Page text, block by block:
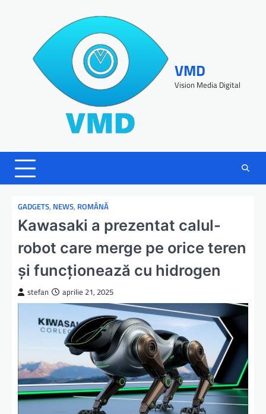
VMD
Vision Media Digital
GADGETS, NEWS, ROMÂNĂ
Kawasaki a prezentat calul-
robot care merge pe orice teren
și funcționează cu hidrogen
stefan aprilie 21, 2025